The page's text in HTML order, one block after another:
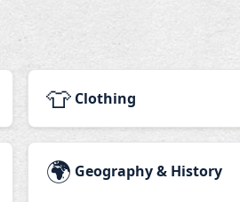
👕 Clothing
🌍 Geography & History